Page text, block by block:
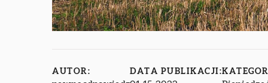
AUTOR: DATA PUBLIKACJI: